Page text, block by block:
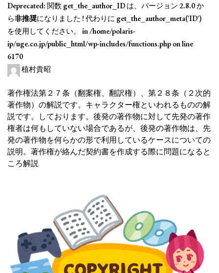
Deprecated: 関数 get_the_author_ID は、バージョン 2.8.0 か
ら非推奨になりました ! 代わりに get_the_author_meta('ID')
を使用してください。 in/home/polaris-
ip/uge.co.jp/public_html/wp-includes/functions.phpon line
6170
植村貴昭
著作権法第２７条（翻案権、翻訳権）、第２８条（２次的
著作物）の解説です。キャラクター権といわれるものの解
説です。しております。後発の著作物に対して先発の著作
権者は何もしていない場合であるが、後発の著作物は、先
発の著作物を何らかの形で利用しているケースについての
説明。著作権が絡んだ契約書を作成する際に問題になると
ころ解説